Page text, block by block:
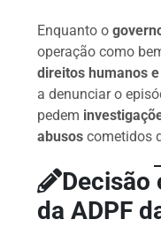
Enquanto o
operação como
direitos humanos
a denunciar o
pedem
abusos cometidos
Decisão
da ADPF